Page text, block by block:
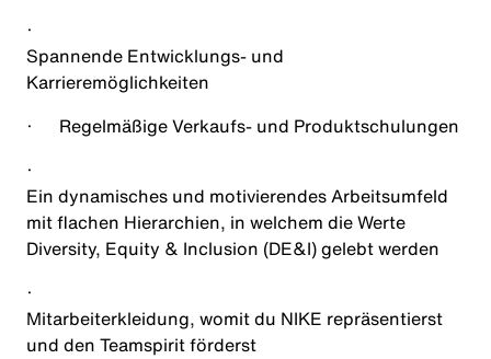
·
Spannende Entwicklungs- und
Karrieremöglichkeiten
·
Regelmäßige Verkaufs- und Produktschulungen
·
Ein dynamisches und motivierendes Arbeitsumfeld
mit flachen Hierarchien, in welchem die Werte
Diversity, Equity & Inclusion (DE&I) gelebt werden​
·
Mitarbeiterkleidung, womit du NIKE repräsentierst
und den Teamspirit förderst